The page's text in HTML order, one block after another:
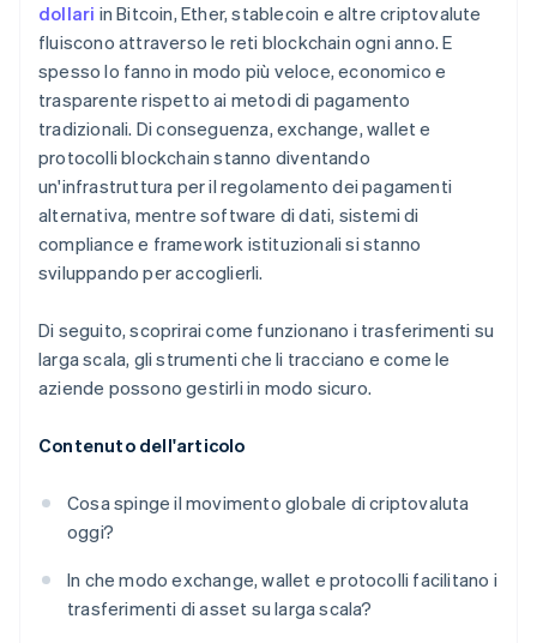
dollari in Bitcoin, Ether, stablecoin e altre criptovalute
fluiscono attraverso le reti blockchain ogni anno. E
spesso lo fanno in modo più veloce, economico e
trasparente rispetto ai metodi di pagamento
tradizionali. Di conseguenza, exchange, wallet e
protocolli blockchain stanno diventando
un'infrastruttura per il regolamento dei pagamenti
alternativa, mentre software di dati, sistemi di
compliance e framework istituzionali si stanno
sviluppando per accoglierli.
Di seguito, scoprirai come funzionano i trasferimenti su
larga scala, gli strumenti che li tracciano e come le
aziende possono gestirli in modo sicuro.
Contenuto dell'articolo
Cosa spinge il movimento globale di criptovaluta
oggi?
In che modo exchange, wallet e protocolli facilitano i
trasferimenti di asset su larga scala?